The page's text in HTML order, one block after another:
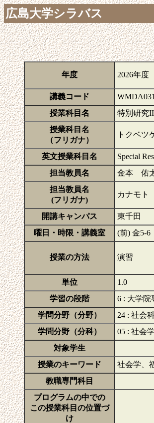
広島大学シラバス
年度 2026年度
講義コード
授業科目名
特別研究
授業科目名
（フリガナ）
トクベツ
英文授業科目名
Special
担当教員名
金本 佑
担当教員名
(フリガナ)
カナモト
開講キャンパス
東千田
曜日・時限・講義室
(前) 金5-6
授業の方法 演習
単位
1.0
学習の段階
6 : 大学院
学問分野（分野）
24 : 社会
学問分野（分科）
05 : 社会学
対象学生
授業のキーワード
社会学、
教職専門科目
プログラムの中での
この授業科目の位置づ
け